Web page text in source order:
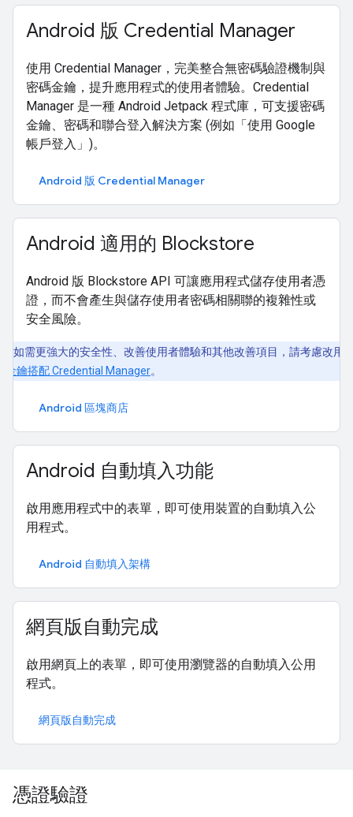
Android 版 Credential Manager
使用 Credential Manager，完美整合無密碼驗證機制與
密碼金鑰，提升應用程式的使用者體驗。Credential
Manager 是一種 Android Jetpack 程式庫，可支援密碼
金鑰、密碼和聯合登入解決方案 (例如「使用 Google
帳戶登入」)。
Android 版 Credential Manager
Android 適用的 Blockstore
Android 版 Blockstore API 可讓應用程式儲存使用者憑
證，而不會產生與儲存使用者密碼相關聯的複雜性或
安全風險。
如需更強大的安全性、改善使用者體驗和其他改善項目，請考慮改用
金鑰搭配 Credential Manager。
Android 區塊商店
Android 自動填入功能
啟用應用程式中的表單，即可使用裝置的自動填入公
用程式。
Android 自動填入架構
網頁版自動完成
啟用網頁上的表單，即可使用瀏覽器的自動填入公用
程式。
網頁版自動完成
憑證驗證